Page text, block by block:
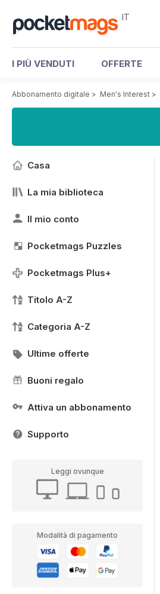
IT
I PIÙ VENDUTI OFFERTE
Abbonamento digitale > Men's Interest >
Casa
La mia biblioteca
Il mio conto
Pocketmags Puzzles
Pocketmags Plus+
Titolo A-Z
Categoria A-Z
Ultime offerte
Buoni regalo
Attiva un abbonamento
Supporto
Leggi ovunque
Modalità di pagamento